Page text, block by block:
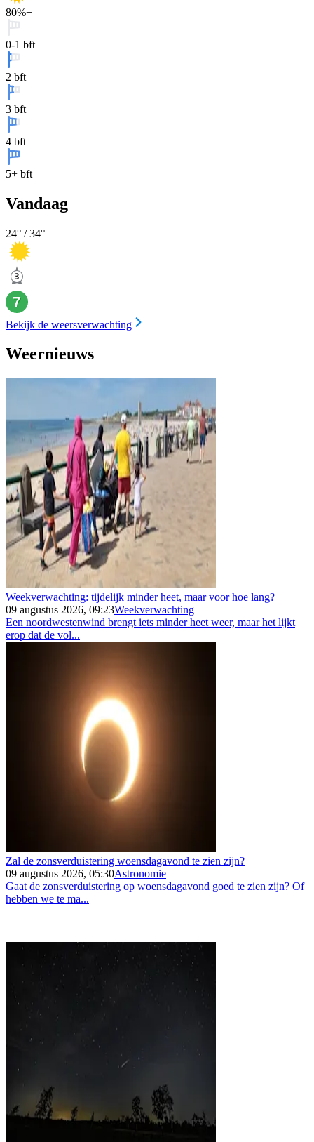
80%+
0-1 bft
2 bft
3 bft
4 bft
5+ bft
Vandaag
24° /34°
Bekijk de weersverwachting
Weernieuws
Weekverwachting: tijdelijk minder heet, maar voor hoe lang?
09 augustus 2026, 09:23Weekverwachting
Een noordwestenwind brengt iets minder heet weer, maar het lijkt
erop dat de vol...
Zal de zonsverduistering woensdagavond te zien zijn?
09 augustus 2026, 05:30Astronomie
Gaat de zonsverduistering op woensdagavond goed te zien zijn? Of
hebben we te ma...